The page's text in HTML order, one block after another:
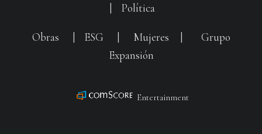
Política
Obras ESG Mujeres
Grupo
Expansión
Entertainment